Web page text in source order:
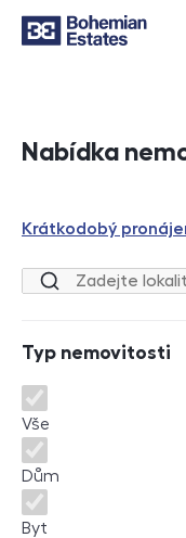
Nabídka
Krátkodobý
Lokalita nebo
Typ nemovitosti
Typ nemovitosti
Vše
Dům
Byt